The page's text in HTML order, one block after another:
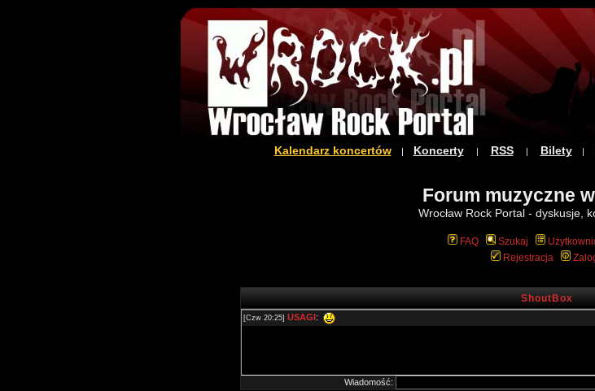
Kalendarz koncertów| Koncerty| RSS| Bilety|
Forum muzyczne
Wrocław Rock Portal - dyskusje,
FAQ Szukaj
Rejestracja
ShoutBox
Wiadomość: